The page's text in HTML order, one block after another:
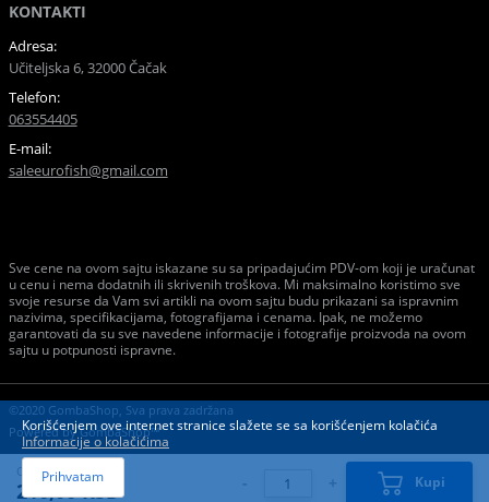
KONTAKTI
Adresa:
Učiteljska 6, 32000 Čačak
Telefon:
063554405
E-mail:
saleeurofish@gmail.com
Sve cene na ovom sajtu iskazane su sa pripadajućim PDV-om koji je uračunat
u cenu i nema dodatnih ili skrivenih troškova. Mi maksimalno koristimo sve
svoje resurse da Vam svi artikli na ovom sajtu budu prikazani sa ispravnim
nazivima, specifikacijama, fotografijama i cenama. Ipak, ne možemo
garantovati da su sve navedene informacije i fotografije proizvoda na ovom
sajtu u potpunosti ispravne.
©2020 GombaShop, Sva prava zadržana
Powered byGombaShop™
Cena:
210,00 RSD - + Kupi
Korišćenjem ove internet stranice slažete se sa korišćenjem kolačića
Informacije o kolačićima
Prihvatam